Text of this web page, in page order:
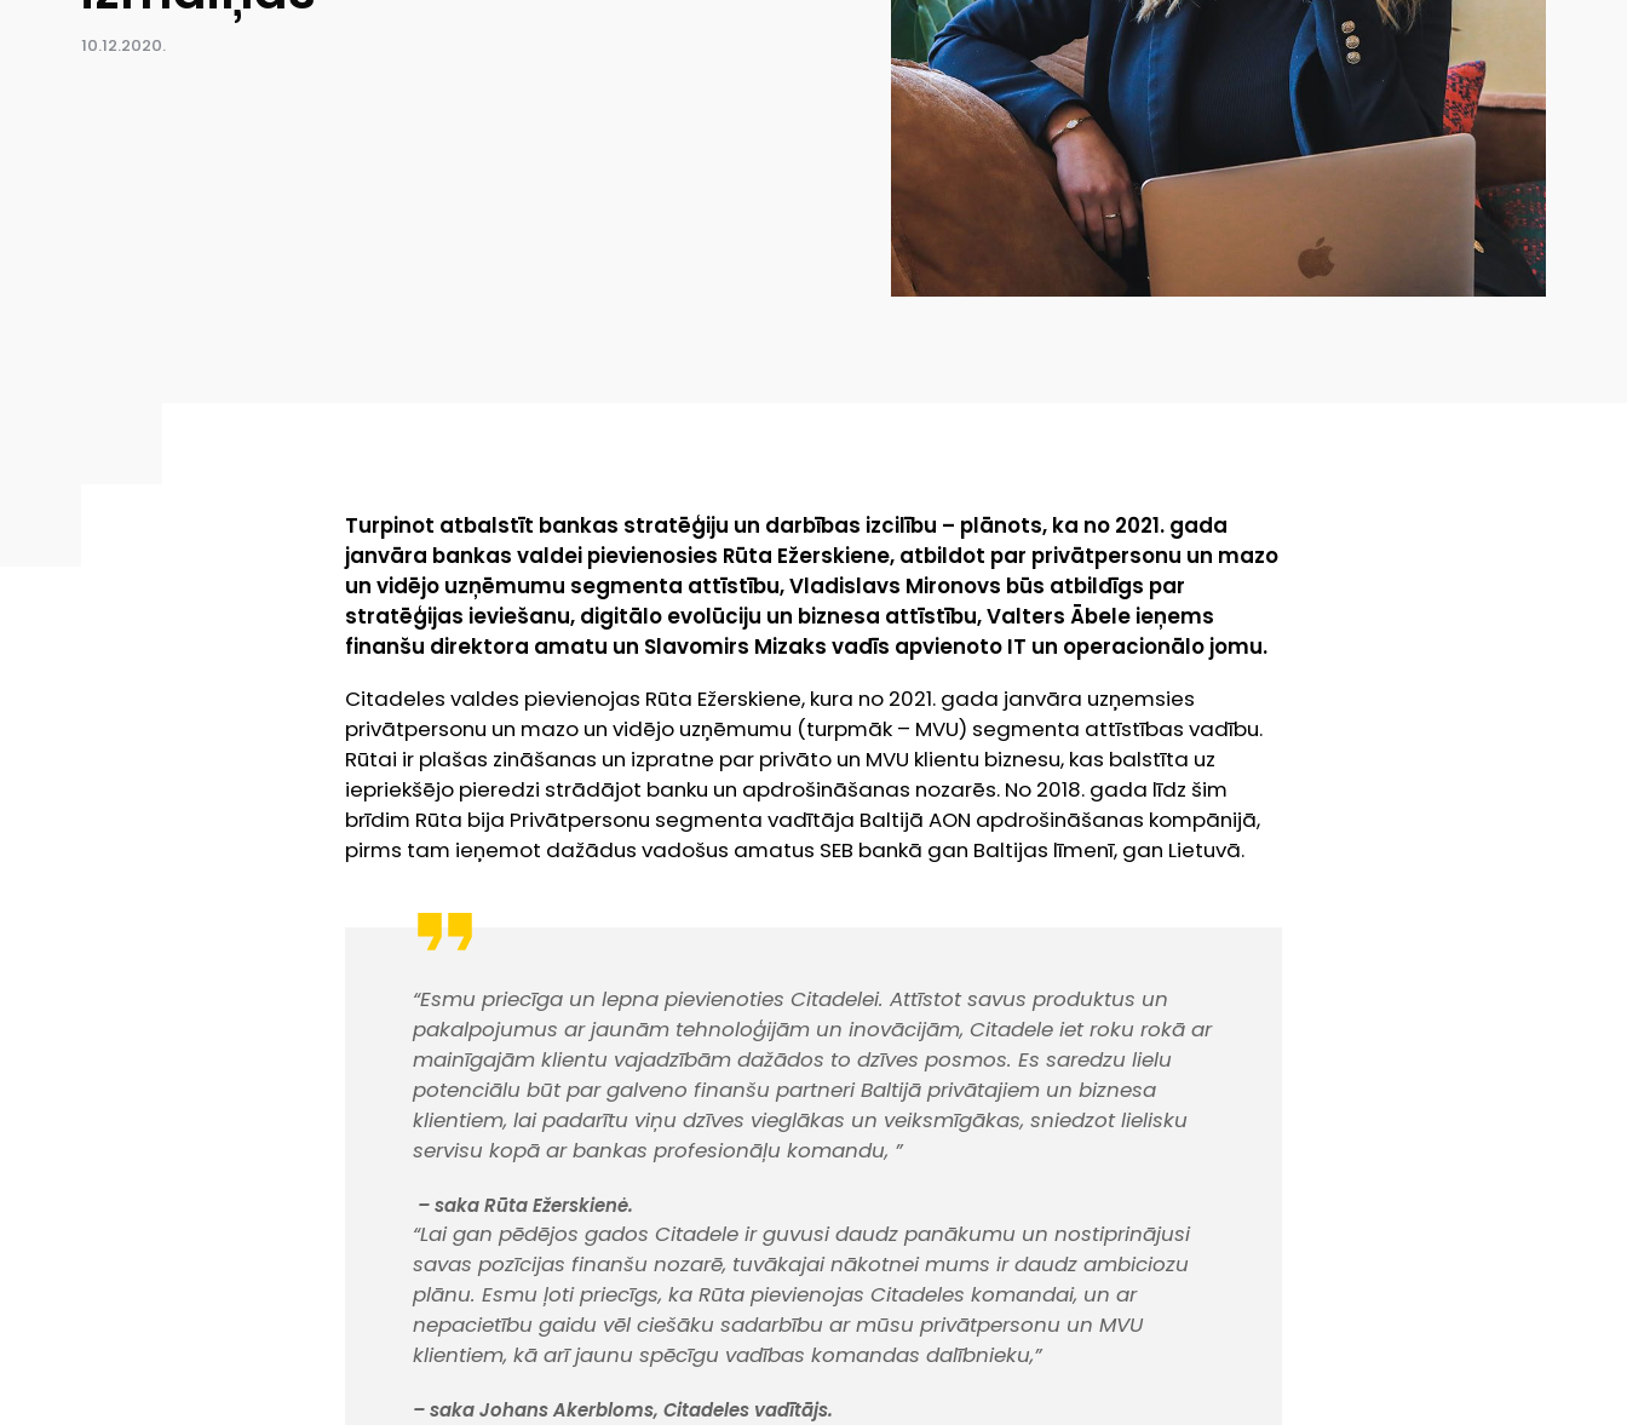
10.12.2020.
Turpinot atbalstīt bankas stratēģiju un darbības izcilību – plānots, ka no 2021. gada
janvāra bankas valdei pievienosies Rūta Ežerskiene, atbildot par privātpersonu un mazo
un vidējo uzņēmumu segmenta attīstību, Vladislavs Mironovs būs atbildīgs par
stratēģijas ieviešanu, digitālo evolūciju un biznesa attīstību, Valters Ābele ieņems
finanšu direktora amatu un Slavomirs Mizaks vadīs apvienoto IT un operacionālo jomu.
Citadeles valdes pievienojas Rūta Ežerskiene, kura no 2021. gada janvāra uzņemsies
privātpersonu un mazo un vidējo uzņēmumu (turpmāk – MVU) segmenta attīstības vadību.
Rūtai ir plašas zināšanas un izpratne par privāto un MVU klientu biznesu, kas balstīta uz
iepriekšējo pieredzi strādājot banku un apdrošināšanas nozarēs. No 2018. gada līdz šim
brīdim Rūta bija Privātpersonu segmenta vadītāja Baltijā AON apdrošināšanas kompānijā,
pirms tam ieņemot dažādus vadošus amatus SEB bankā gan Baltijas līmenī, gan Lietuvā.
“Esmu priecīga un lepna pievienoties Citadelei. Attīstot savus produktus un
pakalpojumus ar jaunām tehnoloģijām un inovācijām, Citadele iet roku rokā ar
mainīgajām klientu vajadzībām dažādos to dzīves posmos. Es saredzu lielu
potenciālu būt par galveno finanšu partneri Baltijā privātajiem un biznesa
klientiem, lai padarītu viņu dzīves vieglākas un veiksmīgākas, sniedzot lielisku
servisu kopā ar bankas profesionāļu komandu, ”
– saka Rūta Ežerskienė.
“Lai gan pēdējos gados Citadele ir guvusi daudz panākumu un nostiprinājusi
savas pozīcijas finanšu nozarē, tuvākajai nākotnei mums ir daudz ambiciozu
plānu. Esmu ļoti priecīgs, ka Rūta pievienojas Citadeles komandai, un ar
nepacietību gaidu vēl ciešāku sadarbību ar mūsu privātpersonu un MVU
klientiem, kā arī jaunu spēcīgu vadības komandas dalībnieku,”
– saka Johans Akerbloms, Citadeles vadītājs.